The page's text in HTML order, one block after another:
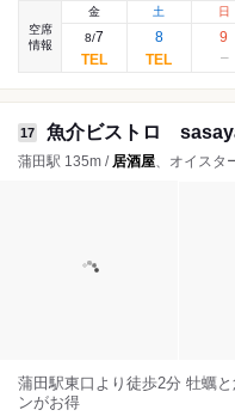
空席
情報
金
8/7
土
8
日
9
17 魚介ビストロ
蒲田駅 135m / 居酒屋、オイスタ
蒲田駅東口より徒歩2分 牡蠣
ンがお得